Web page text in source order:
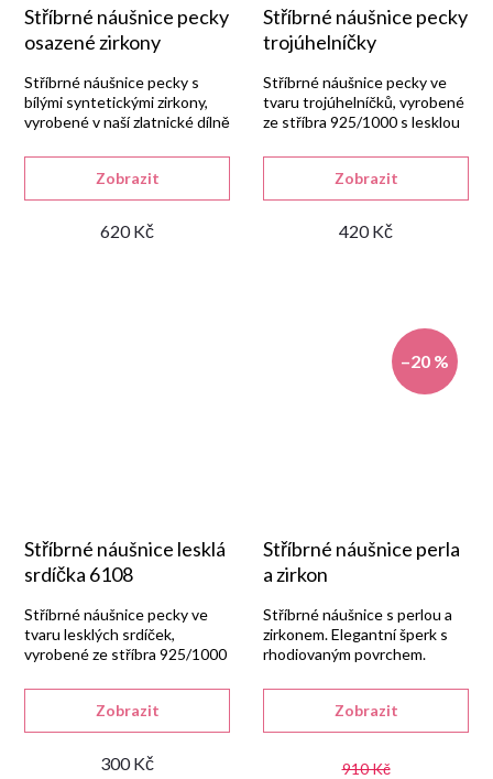
Stříbrné náušnice pecky
osazené zirkony
620 Kč
Zobrazit
Stříbrné náušnice pecky s
bílými syntetickými zirkony,
vyrobené v naší zlatnické dílně
rhodiovanou úpravou.
Stříbrné náušnice pecky
trojúhelníčky
420 Kč
Zobrazit
Stříbrné náušnice pecky ve
tvaru trojúhelníčků, vyrobené
ze stříbra 925/1000 s lesklou
šroubkovým uzávěrem.
Stříbrné náušnice lesklá
srdíčka 6108
300 Kč
Zobrazit
Stříbrné náušnice pecky ve
tvaru lesklých srdíček,
vyrobené ze stříbra 925/1000
šroubkovým uzávěrem.
–20 %
Stříbrné náušnice perla
a zirkon
910 Kč
Zobrazit
Stříbrné náušnice s perlou a
zirkonem. Elegantní šperk s
rhodiovaným povrchem.